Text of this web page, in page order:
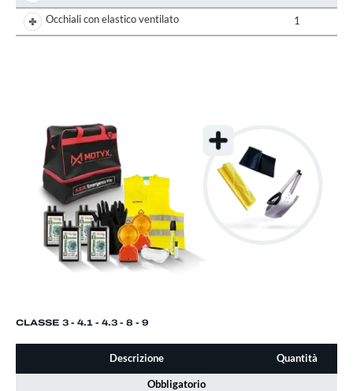
Occhiali con elastico ventilato 1
CLASSE 3 - 4.1 - 4.3 - 8 - 9
Descrizione Quantità
Obbligatorio